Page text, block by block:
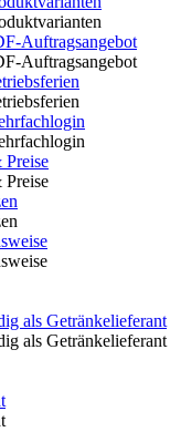
Auftragsangebot
Auftragsangebot
Preise
Preise
als Getränkelieferant
als Getränkelieferant